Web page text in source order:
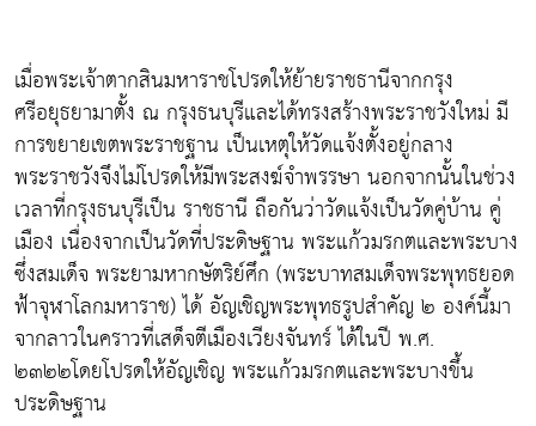
เมื่อพระเจ้าตากสินมหาราชโปรดให้ย้ายราชธานีจากกรุง
ศรีอยุธยามาตั้ง ณ กรุงธนบุรีและได้ทรงสร้างพระราชวังใหม่ มี
การขยายเขตพระราชฐาน เป็นเหตุให้วัดแจ้งตั้งอยู่กลาง
พระราชวังจึงไม่โปรดให้มีพระสงฆ์จำพรรษา นอกจากนั้นในช่วง
เวลาที่กรุงธนบุรีเป็น ราชธานี ถือกันว่าวัดแจ้งเป็นวัดคู่บ้าน คู่
เมือง เนื่องจากเป็นวัดที่ประดิษฐาน พระแก้วมรกตและพระบาง
ซึ่งสมเด็จ พระยามหากษัตริย์ศึก (พระบาทสมเด็จพระพุทธยอด
ฟ้าจุฬาโลกมหาราช) ได้ อัญเชิญพระพุทธรูปสำคัญ ๒ องค์นี้มา
จากลาวในคราวที่เสด็จตีเมืองเวียงจันทร์ ได้ในปี พ.ศ.
๒๓๒๒โดยโปรดให้อัญเชิญ พระแก้วมรกตและพระบางขึ้น
ประดิษฐาน